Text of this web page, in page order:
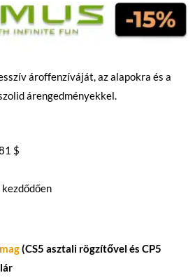
ároffenzíváját, az alapokra és a
árengedményekkel.
$
(CS5 asztali rögzítővel és CP5